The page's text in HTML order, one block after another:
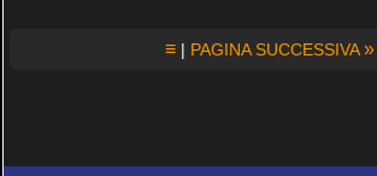
≡ | PAGINA SUCCESSIVA»